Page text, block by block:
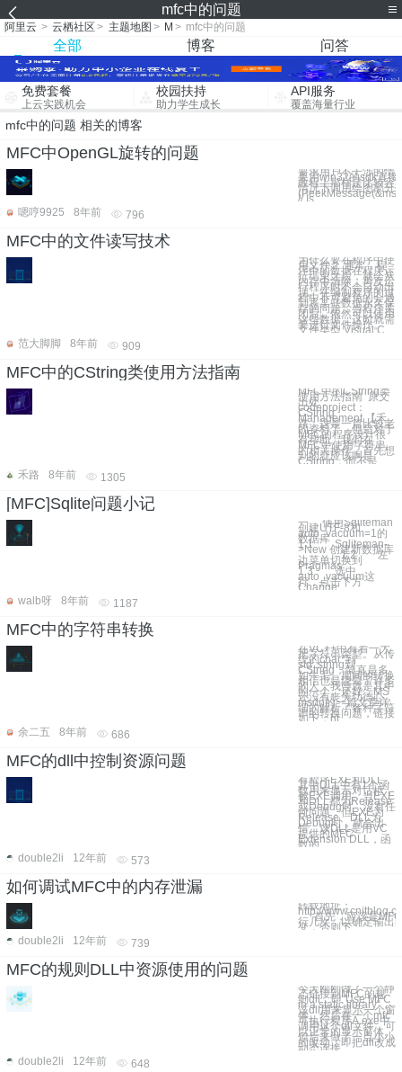
mfc中的问题
阿里云 > 云栖社区 > 主题地图 > M > mfc中的问题
全部 博客 问答
免费套餐
上云实践机会
校园扶持
助力学生成长
API服务
覆盖海量行业
mfc中的问题 相关的博客
MFC中OpenGL旋转的问题
要求用户不干涉的情
果用win32的sdk直接
教程上那样是比较容
情况下调用绘图部分
// Is
嗯哼9925
8年前 796
MFC中的文件读写技术
为什么要在程序中使
用文件？ 通常，程
序中的数据在程序运
行结束之后，就会从
内存中清除，再次运
行程序时不会自动出
现。在编制程序的过
程中不可避免的会遇
到将某些数据永久保
存的问题，当程序关
闭后，依然可以使用
这些数据，这时就需
要进行文件操作。
文件类型 Visual C
范大脚脚
8年前 909
MFC中的CString类使用方法指南
MFC中的CString类
使用方法指南 原文
出处：
codeproject：
CString
Management 【禾
路：这是一篇比较老
的资料了，但是对于
MFC的程序设计很
有帮助。我们在
MFC中使用字符串
的相关操作，首先想
到的就应该啊是
CString，而不是
禾路
8年前 1305
[MFC]Sqlite问题小记
一、 使用Sqliteman
创建UTF-8和
auto_vacuum=1的
数据库
1.1 Sqliteman-
>New 创建新数据库
1.2 左
边菜单切换到
Pragmas
1.3 选中
auto_vacuum这
行，点击下方
Change
walb呀
8年前 1187
MFC中的字符串转换
在VC++中有着一大
把字符串类型。从传
统的char*到
std::string到
CString，简直是多
如牛毛。期间的转换
相信也是绕晕了许多
的人，我曾就是其中
的一个。还好，MS
还没有丧失功德心，
msdn的一篇文章详
细的解析了各种字符
串的转换问题，链接
如下：ht
余二五
8年前 686
MFC的dll中控制资源问题
有程序EXE和DLL，
其中DLL中有1个函
数用来显示对话框，
被EXE调用。当EXE
和DLL都为Release
或Debug时，没有任
何问题，但EXE为
Release、DLL为
Debug时，就会出
错。该DLL是用VC
提供的MFC
Extension DLL，函
数的
double2li
12年前 573
如何调试MFC中的内存泄漏
转载地址：
http://
首先，应该是MFC
行几次，以确定输出
变，否则下
double2li
12年前 739
MFC的规则DLL中资源使用的问题
今天刚刚做了一个静
态链接到MFC的规
则dll，即“Use MFC
in a static library“，
该dll用来显示一个窗
体。然后在一个mfc
可执行程序A.exe中
调用这个dll文件，可
以正常的显示窗体。
但后来做了一点小小
的改动，即把dll改成
动态连接
double2li
12年前 648